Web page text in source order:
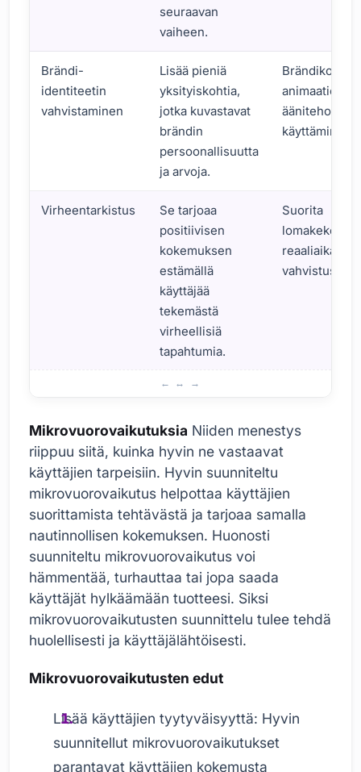
seuraavan
vaiheen.
Brändi-
identiteetin
vahvistaminen
Lisää pieniä
yksityiskohtia,
jotka kuvastavat
brändin
persoonallisuutta
ja arvoja.
käyttäminen.
Virheentarkistus
Se tarjoaa
positiivisen
kokemuksen
estämällä
käyttäjää
tekemästä
virheellisiä
tapahtumia.
Suorita
reaaliaikainen
vahvistus.
Mikrovuorovaikutuksia Niiden menestys
riippuu siitä, kuinka hyvin ne vastaavat
käyttäjien tarpeisiin. Hyvin suunniteltu
mikrovuorovaikutus helpottaa käyttäjien
suorittamista tehtävästä ja tarjoaa samalla
nautinnollisen kokemuksen. Huonosti
suunniteltu mikrovuorovaikutus voi
hämmentää, turhauttaa tai jopa saada
käyttäjät hylkäämään tuotteesi. Siksi
mikrovuorovaikutusten suunnittelu tulee tehdä
huolellisesti ja käyttäjälähtöisesti.
Mikrovuorovaikutusten edut
Lisää käyttäjien tyytyväisyyttä: Hyvin
suunnitellut mikrovuorovaikutukset
parantavat käyttäjien kokemusta